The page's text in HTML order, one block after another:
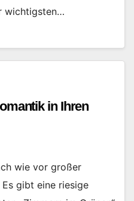
wichtigsten…
in Ihren
wie vor großer
gibt eine riesige